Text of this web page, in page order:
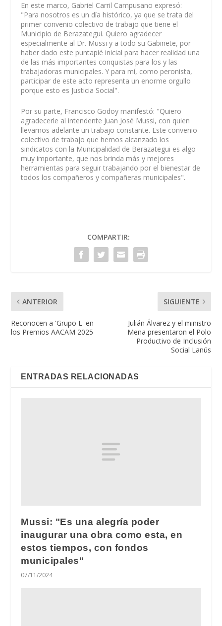
En este marco, Gabriel Carril Campusano expresó:
"Para nosotros es un día histórico, ya que se trata del
primer convenio colectivo de trabajo que tiene el
Municipio de Berazategui. Quiero agradecer
especialmente al Dr. Mussi y a todo su Gabinete, por
haber dado este puntapié inicial para hacer realidad una
de las más importantes conquistas para los y las
trabajadoras municipales. Y para mí, como peronista,
participar de este acto representa un enorme orgullo
porque esto es Justicia Social".
Por su parte, Francisco Godoy manifestó: "Quiero
agradecerle al intendente Juan José Mussi, con quien
llevamos adelante un trabajo constante. Este convenio
colectivo de trabajo que hemos alcanzado los
sindicatos con la Municipalidad de Berazategui es algo
muy importante, que nos brinda más y mejores
herramientas para seguir trabajando por el bienestar de
todos los compañeros y compañeras municipales".
COMPARTIR:
ANTERIOR
Reconocen a 'Grupo L' en
los Premios AACAM 2025
SIGUIENTE
Julián Álvarez y el ministro
Mena presentaron el Polo
Productivo de Inclusión
Social Lanús
ENTRADAS RELACIONADAS
Mussi: "Es una alegría poder
inaugurar una obra como esta, en
estos tiempos, con fondos
municipales"
07/11/2024